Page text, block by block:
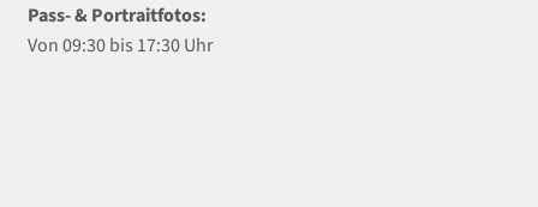
Pass- & Portraitfotos:
Von 09:30 bis 17:30 Uhr